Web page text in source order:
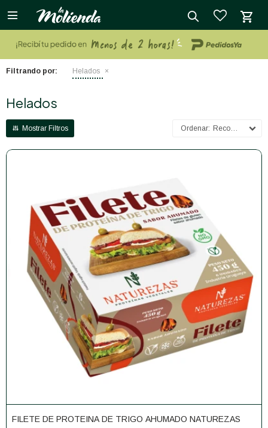

Filtrando por: Helados
Helados
Recomendados
FILETE DE PROTEINA DE TRIGO AHUMADO NATUREZAS